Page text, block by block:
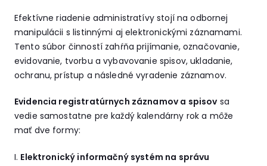
Efektívne riadenie administratívy stojí na odbornej
manipulácii s listinnými aj elektronickými záznamami.
Tento súbor činností zahŕňa prijímanie, označovanie,
evidovanie, tvorbu a vybavovanie spisov, ukladanie,
ochranu, prístup a následné vyradenie záznamov.
Evidencia registratúrnych záznamov a spisov sa
vedie samostatne pre každý kalendárny rok a môže
mať dve formy:
Elektronický informačný systém na správu